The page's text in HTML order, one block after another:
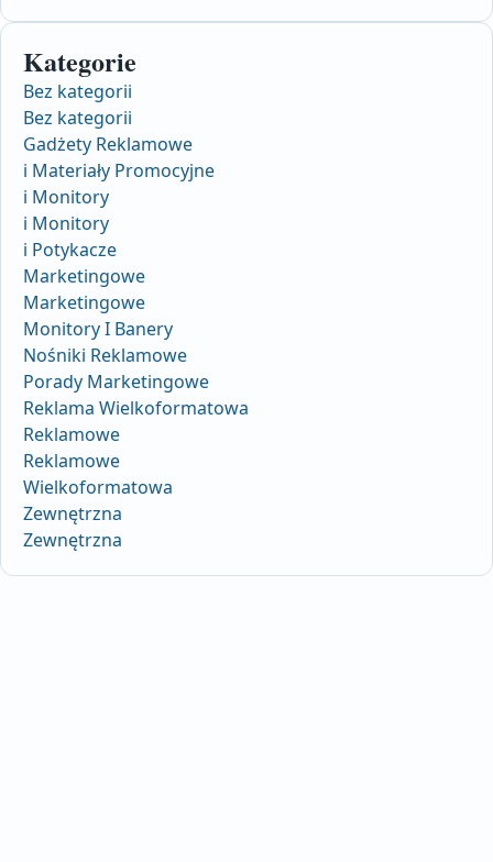
Kategorie
Bez kategorii
Bez kategorii
Gadżety Reklamowe
i Materiały Promocyjne
i Monitory
i Monitory
i Potykacze
Marketingowe
Marketingowe
Monitory I Banery
Nośniki Reklamowe
Porady Marketingowe
Reklama Wielkoformatowa
Reklamowe
Reklamowe
Wielkoformatowa
Zewnętrzna
Zewnętrzna